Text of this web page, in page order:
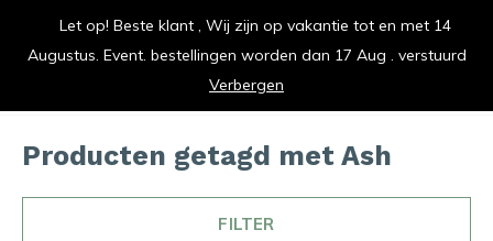
vrolijk je keuken op
Producten getagd met Ash
FILTER
Let op! Beste klant , Wij zijn op vakantie tot en met 14
Augustus. Event. bestellingen worden dan 17 Aug . verstuurd
Verbergen